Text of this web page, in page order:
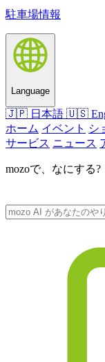
駐車場情報
Language
🇯🇵 日本語 🇺🇸
ホーム イベント シ
サービス ニュース
mozoで、なにする?